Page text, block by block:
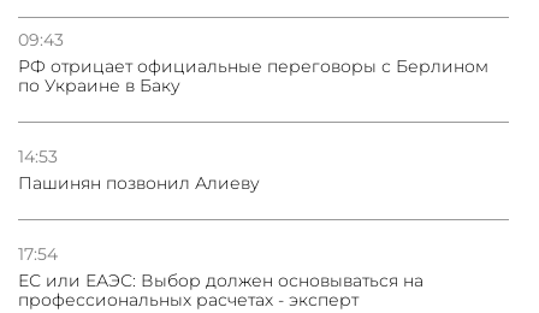
09:43
РФ отрицает официальные переговоры с Берлином
по Украине в Баку
14:53
Пашинян позвонил Алиеву
17:54
ЕС или ЕАЭС: Выбор должен основываться на
профессиональных расчетах - эксперт